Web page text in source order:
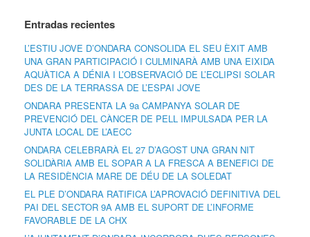
Entradas recientes
L’ESTIU JOVE D’ONDARA CONSOLIDA EL SEU ÈXIT AMB
UNA GRAN PARTICIPACIÓ I CULMINARÀ AMB UNA EIXIDA
AQUÀTICA A DÉNIA I L’OBSERVACIÓ DE L’ECLIPSI SOLAR
DES DE LA TERRASSA DE L’ESPAI JOVE
ONDARA PRESENTA LA 9a CAMPANYA SOLAR DE
PREVENCIÓ DEL CÀNCER DE PELL IMPULSADA PER LA
JUNTA LOCAL DE L’AECC
ONDARA CELEBRARÀ EL 27 D’AGOST UNA GRAN NIT
SOLIDÀRIA AMB EL SOPAR A LA FRESCA A BENEFICI DE
LA RESIDÈNCIA MARE DE DÉU DE LA SOLEDAT
EL PLE D’ONDARA RATIFICA L’APROVACIÓ DEFINITIVA DEL
PAI DEL SECTOR 9A AMB EL SUPORT DE L’INFORME
FAVORABLE DE LA CHX